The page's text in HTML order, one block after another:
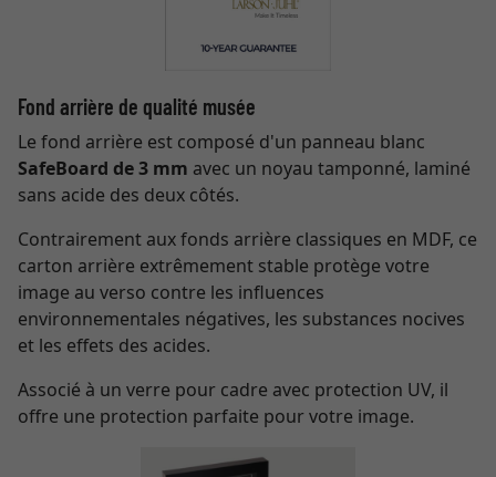
Fond arrière de qualité musée
Le fond arrière est composé d'un panneau blanc
SafeBoard de 3 mm avec un noyau tamponné, laminé
sans acide des deux côtés.
Contrairement aux fonds arrière classiques en MDF, ce
carton arrière extrêmement stable protège votre
image au verso contre les influences
environnementales négatives, les substances nocives
et les effets des acides.
Associé à un verre pour cadre avec protection UV, il
offre une protection parfaite pour votre image.